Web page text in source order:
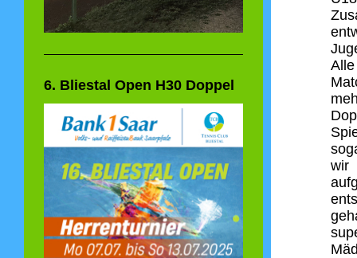
6. Bliestal Open H30 Doppel
wir